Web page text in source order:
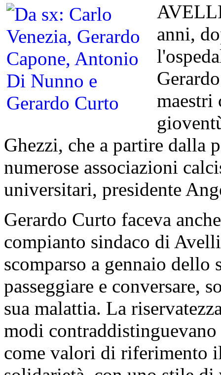
anni,
maestri
Ghezzi, che a partire
numerose associazioni
universitari, presidente
Gerardo Curto faceva
compianto sindaco di
scomparso a gennaio dello
passeggiare e conversare,
sua malattia. La
modi
come valori di riferimento